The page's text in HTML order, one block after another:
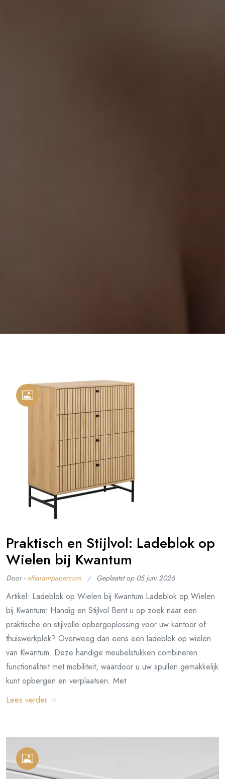
Praktisch en Stijlvol: Ladeblok op
Wielen bij Kwantum
Door - alharampapercom Geplaatst op 05 juni 2026
Artikel: Ladeblok op Wielen bij Kwantum Ladeblok op Wielen
bij Kwantum: Handig en Stijlvol Bent u op zoek naar een
praktische en stijlvolle opbergoplossing voor uw kantoor of
thuiswerkplek? Overweeg dan eens een ladeblok op wielen
van Kwantum. Deze handige meubelstukken combineren
functionaliteit met mobiliteit, waardoor u uw spullen gemakkelijk
kunt opbergen en verplaatsen. Met
Lees verder